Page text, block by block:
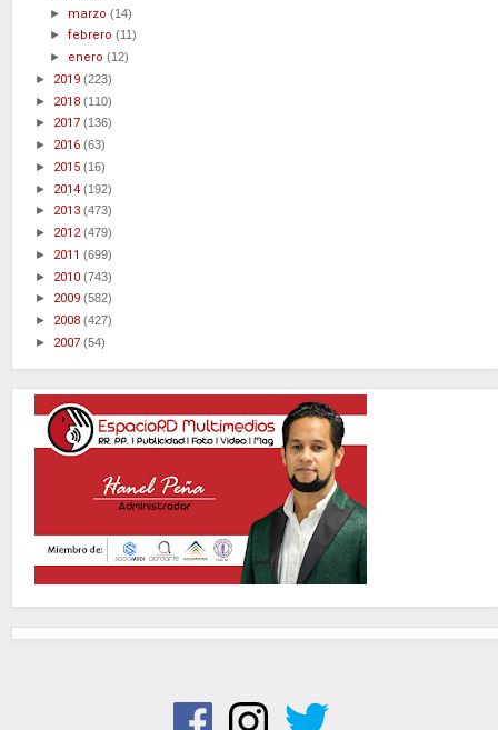
► marzo(14)
►febrero(11)
► enero(12)
► 2019 (223)
► 2018 (110)
► 2017 (136)
► 2016 (63)
► 2015 (16)
► 2014 (192)
► 2013 (473)
► 2012(479)
► 2011 (699)
► 2010 (743)
► 2009 (582)
► 2008 (427)
► 2007 (54)